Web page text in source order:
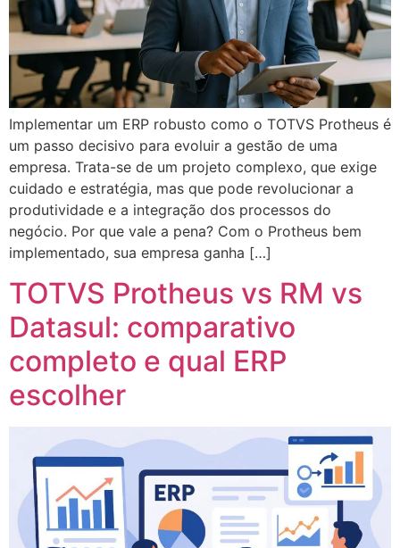
Implementar um ERP robusto como o TOTVS Protheus é
um passo decisivo para evoluir a gestão de uma
empresa. Trata-se de um projeto complexo, que exige
cuidado e estratégia, mas que pode revolucionar a
produtividade e a integração dos processos do
negócio. Por que vale a pena? Com o Protheus bem
implementado, sua empresa ganha […]
TOTVS Protheus vs RM vs
Datasul: comparativo
completo e qual ERP
escolher